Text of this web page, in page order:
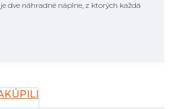
dve náhradné náplne, z ktorých každá